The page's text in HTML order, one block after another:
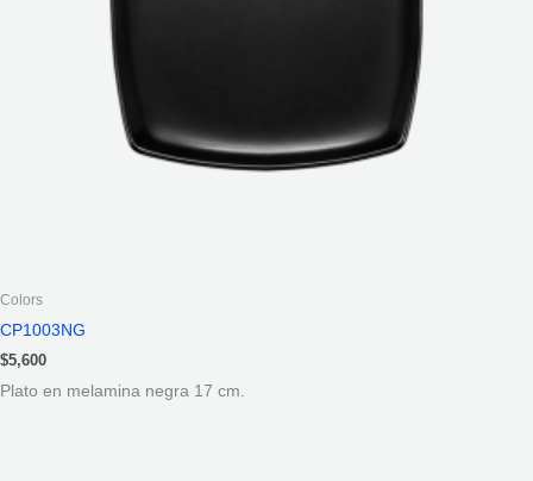
Colors
CP1003NG
$5,600
Plato en melamina negra 17 cm.